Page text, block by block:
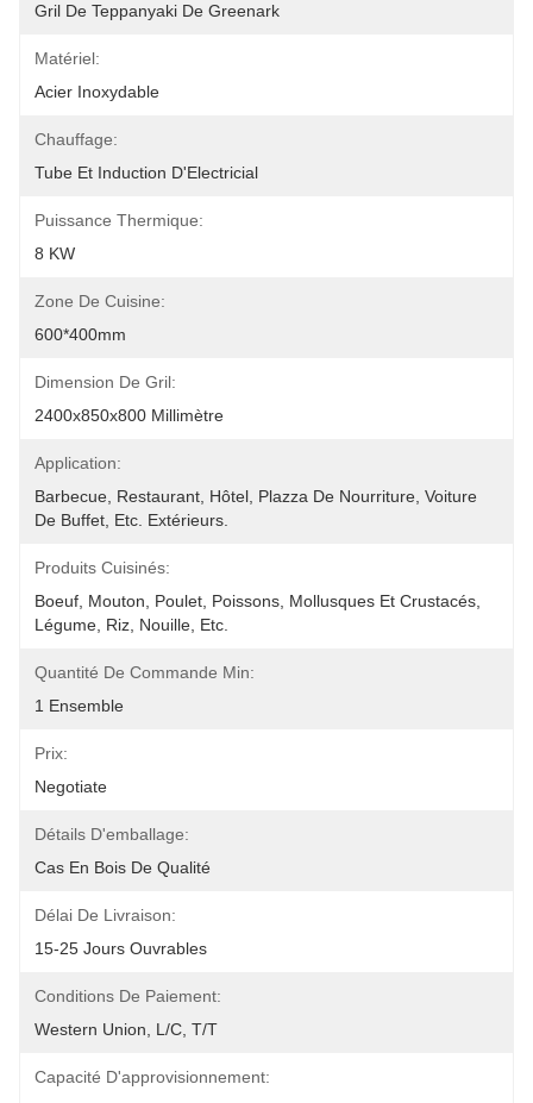
Gril De Teppanyaki De Greenark
Matériel:
Acier Inoxydable
Chauffage:
Tube Et Induction D'Electricial
Puissance Thermique:
8 KW
Zone De Cuisine:
600*400mm
Dimension De Gril:
2400x850x800 Millimètre
Application:
Barbecue, Restaurant, Hôtel, Plazza De Nourriture, Voiture
De Buffet, Etc. Extérieurs.
Produits Cuisinés:
Boeuf, Mouton, Poulet, Poissons, Mollusques Et Crustacés,
Légume, Riz, Nouille, Etc.
Quantité De Commande Min:
1 Ensemble
Prix:
Negotiate
Détails D'emballage:
Cas En Bois De Qualité
Délai De Livraison:
15-25 Jours Ouvrables
Conditions De Paiement:
Western Union, L/C, T/T
Capacité D'approvisionnement: